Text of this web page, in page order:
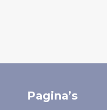
Pagina’s